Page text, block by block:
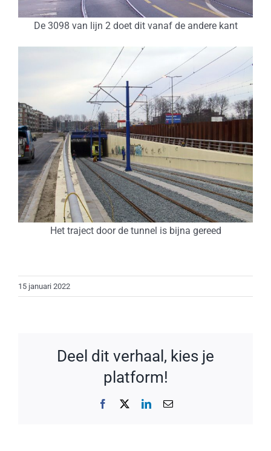
De 3098 van lijn 2 doet dit vanaf de andere kant
Het traject door de tunnel is bijna gereed
15 januari 2022
Deel dit verhaal, kies je
platform!
Facebook LinkedIn
E-